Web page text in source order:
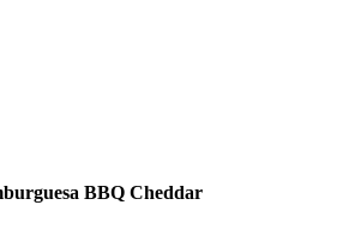
BBQ Cheddar